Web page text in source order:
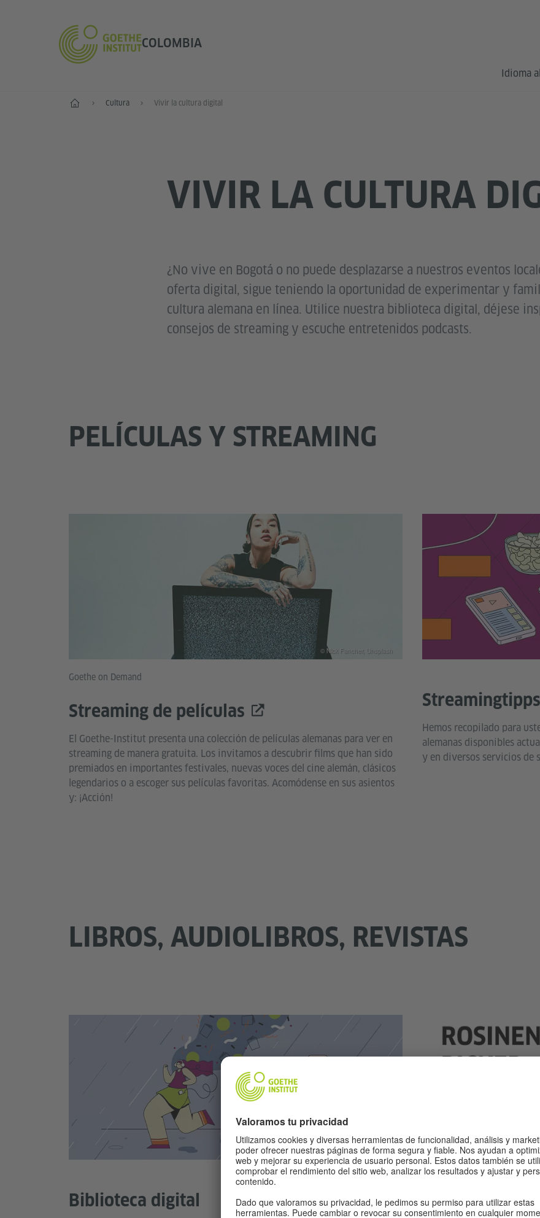
COLOMBIA
Idioma
Inicio Cultura Vivir la cultura digital
VIVIR LA CULTURA
¿No vive en Bogotá o no puede desplazarse a nuestros eventos
oferta digital, sigue teniendo la oportunidad de experimentar y
cultura alemana en línea. Utilice nuestra biblioteca digital, déjese
consejos de streaming y escuche entretenidos podcasts.
PELÍCULAS Y STREAMING
Goethe on Demand
Streaming de películas
El Goethe-Institut presenta una colección de películas alemanas para ver en
streaming de manera gratuita. Los invitamos a descubrir films que han sido
premiados en importantes festivales, nuevas voces del cine alemán, clásicos
legendarios o a escoger sus películas favoritas. Acomódense en sus asientos
y: ¡Acción!
© Nick Fancher, Unsplash
Streamingtipps
Hemos recopilado para
alemanas disponibles
y en diversos servicios de
LIBROS, AUDIOLIBROS, REVISTAS
Biblioteca digital
Illustración: Maria Tran Larsen © Goethe-Institut
Leer y escuchar